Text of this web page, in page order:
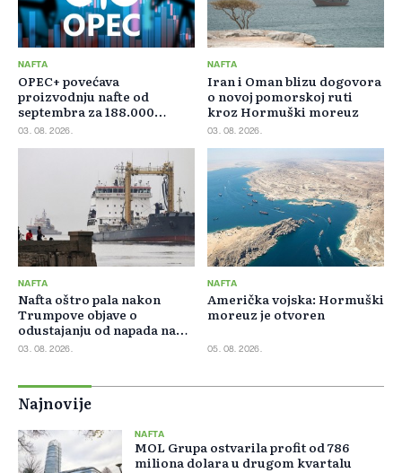
NAFTA
OPEC+ povećava
proizvodnju nafte od
septembra za 188.000
barela dnevno
03. 08. 2026.
NAFTA
Iran i Oman blizu dogovora
o novoj pomorskoj ruti
kroz Hormuški moreuz
03. 08. 2026.
NAFTA
Nafta oštro pala nakon
Trumpove objave o
odustajanju od napada na
Iran
03. 08. 2026.
NAFTA
Američka vojska: Hormuški
moreuz je otvoren
05. 08. 2026.
Najnovije
NAFTA
MOL Grupa ostvarila profit od 786
miliona dolara u drugom kvartalu